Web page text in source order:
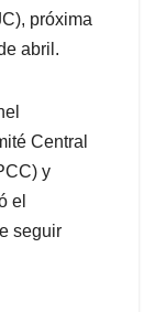
próxima
abril.
Central
y
el
seguir